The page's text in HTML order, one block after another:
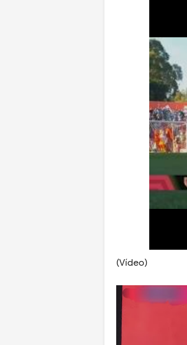
(Vídeo)